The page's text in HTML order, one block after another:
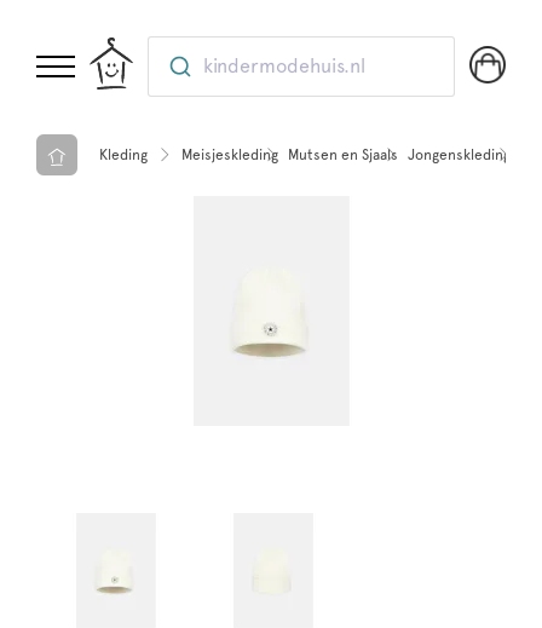
kindermodehuis.nl
Kleding Meisjeskleding Mutsen en Sjaals Jongenskleding